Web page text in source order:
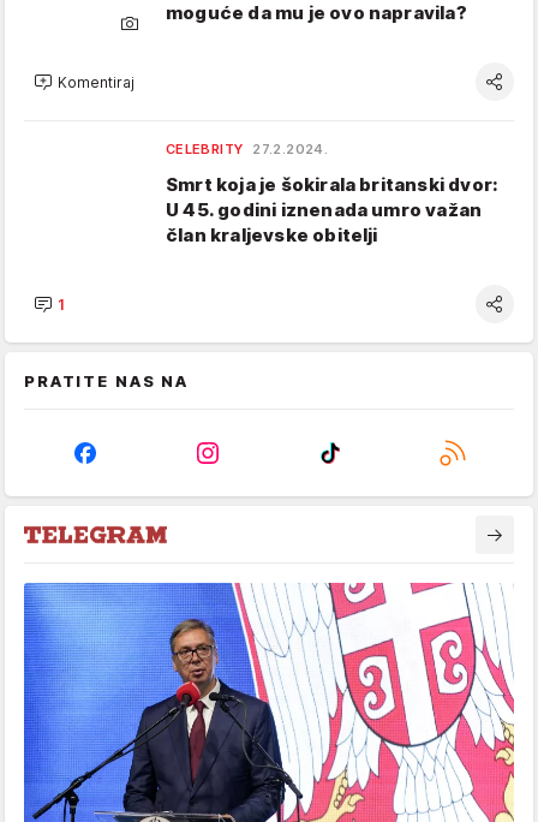
moguće da mu je ovo napravila?
Komentiraj
CELEBRITY 27.2.2024.
Smrt koja je šokirala britanski dvor:
U 45. godini iznenada umro važan
član kraljevske obitelji
1
PRATITE NAS NA